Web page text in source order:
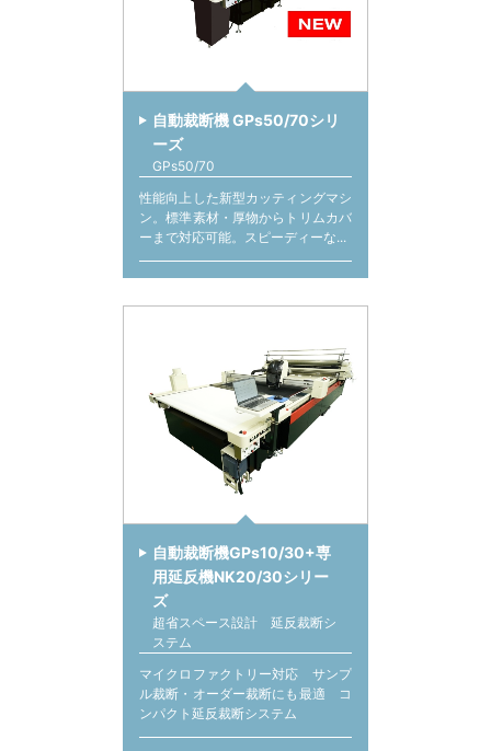
自動裁断機 GPs50/70シリ
ーズ
GPs50/70
性能向上した新型カッティングマシ
ン。標準素材・厚物からトリムカバ
ーまで対応可能。スピーディーな...
自動裁断機GPs10/30+専
用延反機NK20/30シリー
ズ
超省スペース設計 延反裁断シ
ステム
マイクロファクトリー対応 サンプ
ル裁断・オーダー裁断にも最適 コ
ンパクト延反裁断システム